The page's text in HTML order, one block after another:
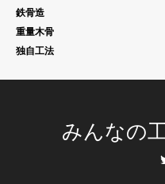
鉄骨造
重量木骨
独自工法
みんなの